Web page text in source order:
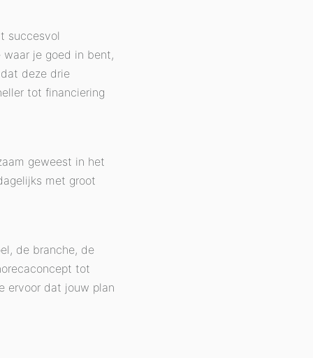
succesvol
je goed in bent,
deze drie
tot financiering
geweest in het
met groot
de branche, de
tot
ervoor dat jouw plan